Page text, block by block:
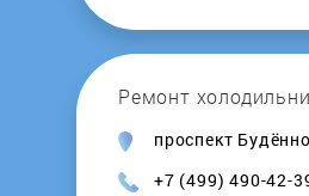
Shivaki
Siemens
Ремонт
проспект
+7 (499) 490-42-